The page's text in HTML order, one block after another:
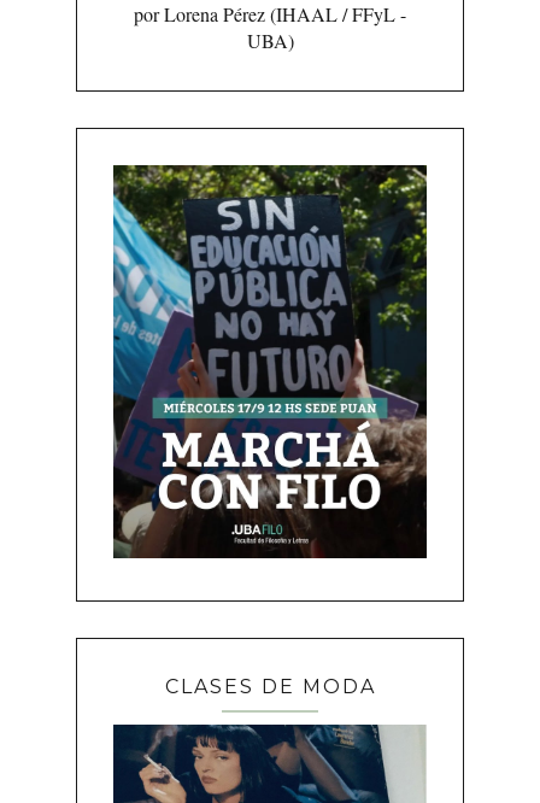
por Lorena Pérez (IHAAL / FFyL -
UBA)
CLASES DE MODA